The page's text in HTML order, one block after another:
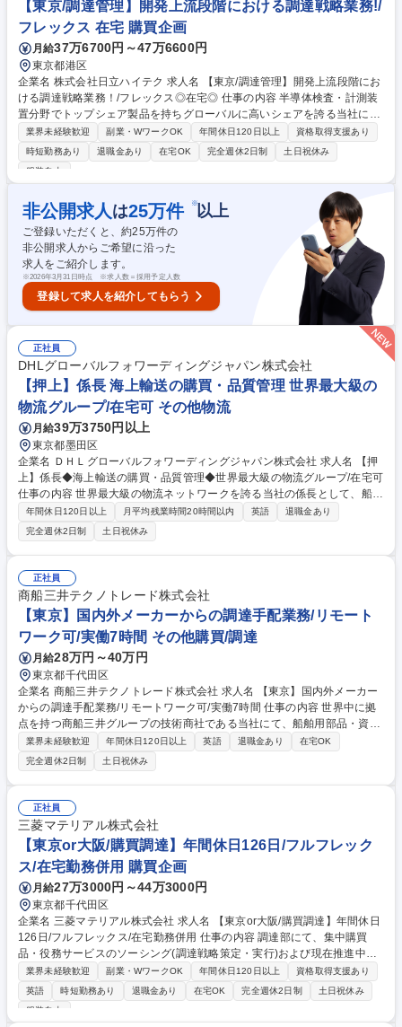
達・購買(半導体製造用の薬品・レジスト)】_H2610
【東京/調達管理】開発上流段階における調達戦略業務!/
フレックス 在宅 購買企画
月給37万6700円～47万6600円
東京都港区
企業名 株式会社日立ハイテク 求人名 【東京/調達管理】開発上流段階にお
ける調達戦略業務！/フレックス◎在宅◎ 仕事の内容 半導体検査・計測装
置分野でトップシェア製品を持ちグローバルに高いシェアを誇る当社に
て、サプライヤー管理および各種予実算管理等の業務をお任せします。調
達から技術レベルの底上げを図っていく重要業務です ○調達横断施策の立
案・推進と調達額・原価低減の予実管理 ○下請法・建業法・印紙税法の法
-SOX対応に向けた進捗管理 ○調達部門の経費・固定資産・情報セキュリテ
ィ/CSR管理を本社と推進 ○サプライヤー口座・契約書などのサプライヤマ
ネジメントをバイヤーと協働で実施 ○部内インフラ対応やDX推進に関与
し、業務プロセスの効率化を支援 募集職種 【東京/調達管理】開発上流段
階における調達戦略業務！/フレックス◎在宅◎
業界未経験歓迎 副業・WワークOK 年間休日120日以上
資格取得支援あり
時短勤務あり
退職金あり 在宅OK 完全週休2日制
土日祝休み
服装自由
非公開求人 は25万件 ※以上
ご登録いただくと、約25万件の
非公開求人からご希望に沿った
求人をご紹介します。
※2026年3月31日時点 ※求人数＝採用予定人数
登録して求人を紹介してもらう
正社員
DHLグローバルフォワーディングジャパン株式会社
【押上】係長 海上輸送の購買・品質管理 世界最大級の
物流グループ/在宅可 その他物流
月給39万3750円以上
東京都墨田区
企業名 ＤＨＬグローバルフォワーディングジャパン株式会社 求人名 【押
上】係長◆海上輸送の購買・品質管理◆世界最大級の物流グループ/在宅可
仕事の内容 世界最大級の物流ネットワークを誇る当社の係長として、船会
社・国内協力会社等からの購買と品質管理をお任せします。市場の需給予
測から戦略策定、価格設定まで、ビジネスの根幹に関わる重要なポジショ
ンです。 【詳細】 ■コンテナ貸切や混載輸送における戦略策定、顧客から
の見積依頼対応 ■マーケット需給予測、分析による販売価格設定 ■船会社
や協力会社に対する輸送価格や積載スペースの交渉・調整・提案 ■船会社
や協力会社との関係構築、新規契約、評価、定例会議などの管理業務 ■新
規・既存顧客への同行訪問、入札・見積もり支援等 募集職種 【押上】係
長◆海上輸送の購買・品質管理◆世界最大級の物流グループ/在宅可
年間休日120日以上 月平均残業時間20時間以内 英語
退職金あり
完全週休2日制
土日祝休み
正社員
商船三井テクノトレード株式会社
【東京】国内外メーカーからの調達手配業務/リモート
ワーク可/実働7時間 その他購買/調達
月給28万円～40万円
東京都千代田区
企業名 商船三井テクノトレード株式会社 求人名 【東京】国内外メーカー
からの調達手配業務/リモートワーク可/実働7時間 仕事の内容 世界中に拠
点を持つ商船三井グループの技術商社である当社にて、船舶用部品・資材
の調達手配業務をお任せします。 ※グループ外部の企業との取引もござい
ます。 お客様から機器や資材の調達依頼が来るため、内容のヒアリングを
通して、国内外メーカーへの調達手配、社内システムへの入力・管理等を
お任せします。機材・資材の調達に際して、お客様の要望確認や発注先へ
の折衝が含まれるため、一定のコミュニケーション能力が求められます。
◇取引先：商船三井グループにおける船舶管理会社/船会社/造船所 等 募集
職種 【東京】国内外メーカーからの調達手配業務/リモートワーク可/実働
7時間
業界未経験歓迎 年間休日120日以上 英語 退職金あり
在宅OK
完全週休2日制
土日祝休み
正社員
三菱マテリアル株式会社
【東京or大阪/購買調達】年間休日126日/フルフレック
ス/在宅勤務併用 購買企画
月給27万3000円～44万3000円
東京都千代田区
企業名 三菱マテリアル株式会社 求人名 【東京or大阪/購買調達】年間休日
126日/フルフレックス/在宅勤務併用 仕事の内容 調達部にて、集中購買
品・役務サービスのソーシング(調達戦略策定・実行)および現在推進中の
調達DX活動(新システム導入・業務プロセス改善など)をそれぞれ50%ずつ
のウェイトでお任せします。 【詳細】■集中購買品の担当品目購買業務(5
0%)：社内外の調達メンバーや関係部門と協業し、品質・コスト・納期の
業界未経験歓迎 副業・WワークOK 年間休日120日以上
資格取得支援あり
英語
時短勤務あり 退職金あり 在宅OK 完全週休2日制
土日祝休み
服装自由